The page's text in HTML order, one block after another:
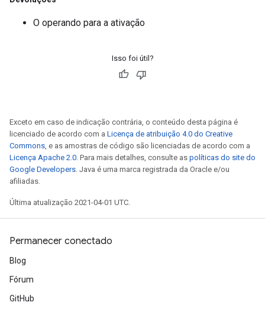
O operando para a ativação
Isso foi útil?
Exceto em caso de indicação contrária, o conteúdo desta página é
licenciado de acordo com a Licença de atribuição 4.0 do Creative
Commons, e as amostras de código são licenciadas de acordo com a
Licença Apache 2.0. Para mais detalhes, consulte as políticas do site do
Google Developers. Java é uma marca registrada da Oracle e/ou
afiliadas.
Última atualização 2021-04-01 UTC.
Permanecer conectado
Blog
Fórum
GitHub